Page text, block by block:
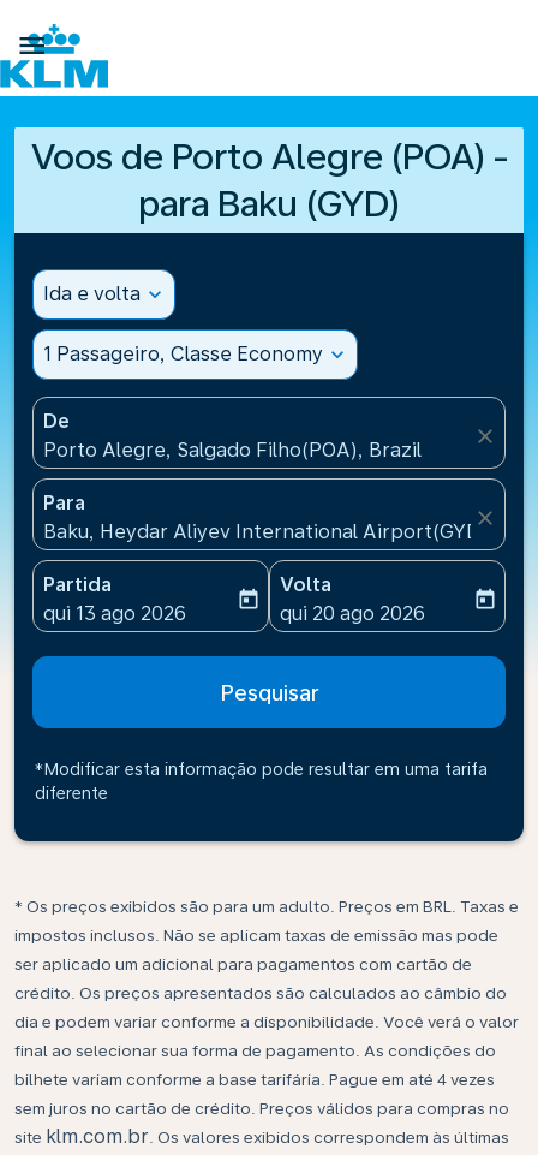

Voos de Porto Alegre (POA) -
para Baku (GYD)
Ida e volta expand_more
1 Passageiro, Classe Economy expand_more
De
Porto Alegre, Salgado Filho(POA), Brazil
close
Para
Baku, Heydar Aliyev International Airport(GYD),
close
Partida
fc-booking-departure-date-aria-label
qui 13 ago 2026
today
Volta
fc-booking-return-date-
qui 20 ago 2026
today
Pesquisar
*Modificar esta informação pode resultar em uma tarifa
diferente
* Os preços exibidos são para um adulto. Preços em BRL. Taxas e
impostos inclusos. Não se aplicam taxas de emissão mas pode
ser aplicado um adicional para pagamentos com cartão de
crédito. Os preços apresentados são calculados ao câmbio do
dia e podem variar conforme a disponibilidade. Você verá o valor
final ao selecionar sua forma de pagamento. As condições do
bilhete variam conforme a base tarifária. Pague em até 4 vezes
sem juros no cartão de crédito. Preços válidos para compras no
site klm.com.br . Os valores exibidos correspondem às últimas